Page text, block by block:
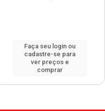
Faça seu login ou
cadastre-se para
ver preços e
comprar